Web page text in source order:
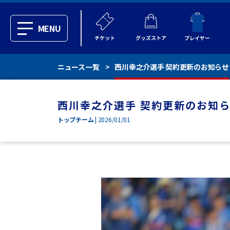
MENU
ニュース一覧 西川幸之介選手 契約更新のお知らせ
西川幸之介選手 契約更新のお知
トップチーム| 2026/01/01